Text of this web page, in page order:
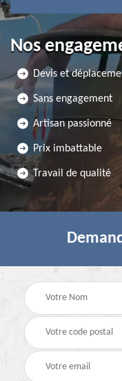
Nos
Devis et
Sans engagement
Artisan passionné
Prix imbattable
Travail de qualité